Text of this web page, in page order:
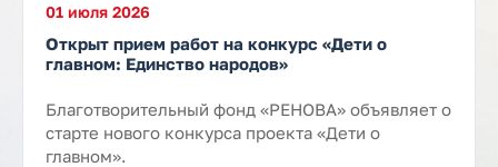
01 июля 2026
Открыт прием работ на конкурс «Дети о
главном: Единство народов»
Благотворительный фонд «РЕНОВА» объявляет о
старте нового конкурса проекта «Дети о
главном».